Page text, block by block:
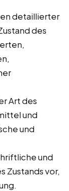
detaillierter
des
Art des
und
und
und
Zustands vor,